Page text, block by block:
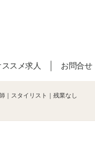
ススメ求人 お問合せ
｜スタイリスト｜残業なし